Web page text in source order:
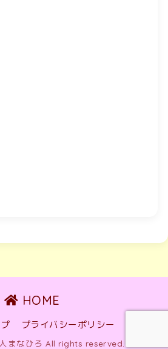
HOME
プライバシーポリシー
まなひろ All rights reserved.